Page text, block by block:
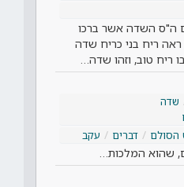
ה"ס השדה אשר ברכו
ריח בני כריח שדה
ריח טוב, וזהו שדה…
שדה
הסולם דברים עקב
שהוא המלכות…